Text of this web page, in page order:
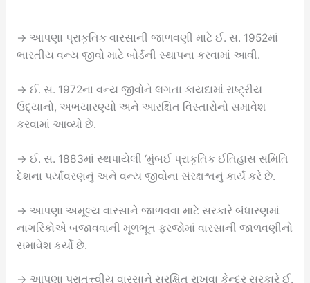
→ આપણા પ્રાકૃતિક વારસાની જાળવણી માટે ઈ. સ. 1952માં
ભારતીય વન્ય જીવો માટે બોર્ડની સ્થાપના કરવામાં આવી.
→ ઈ. સ. 1972ના વન્ય જીવોને લગતા કાયદામાં રાષ્ટ્રીય
ઉદ્યાનો, અભયારણ્યો અને આરક્ષિત વિસ્તારોનો સમાવેશ
કરવામાં આવ્યો છે.
→ ઈ. સ. 1883માં સ્થપાયેલી ‘મુંબઈ પ્રાકૃતિક ઈતિહાસ સમિતિ
દેશના પર્યાવરણનું અને વન્ય જીવોના સંરક્ષશ્વનું કાર્ય કરે છે.
→ આપણા અમૂલ્ય વારસાને જાળવવા માટે સરકારે બંધારણમાં
નાગરિકોએ બજાવવાની મૂળભૂત ફરજોમાં વારસાની જાળવણીનો
સમાવેશ કર્યો છે.
→ આપણા પુરાતત્ત્વીય વારસાને સુરક્ષિત રાખવા કેન્દ્ર સરકારે ઈ.